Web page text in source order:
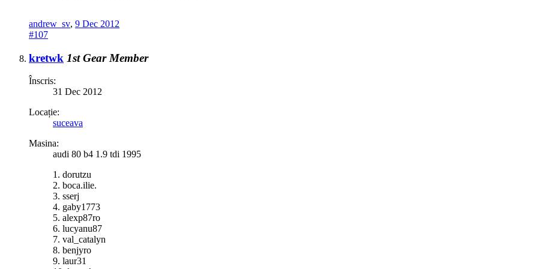
andrew_sv, 9 Dec 2012
#107
kretwk 1st Gear Member
Înscris:
31 Dec 2012
Locație:
suceava
Masina:
audi 80 b4 1.9 tdi 1995
1. dorutzu
2. boca.ilie.
3. sserj
4. gaby1773
5. alexp87ro
6. lucyanu87
7. val_catalyn
8. benjyro
9. laur31